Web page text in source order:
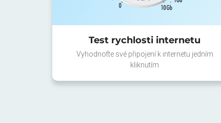
Test rychlosti internetu
Vyhodnoťte své připojení k internetu jedním
kliknutím